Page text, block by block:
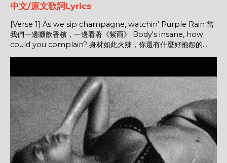
中文/原文歌詞Lyrics
[Verse 1] As we sip champagne, watchin' Purple Rain 當
我們一邊啜飲香檳，一邊看著《紫雨》 Body's insane, how
could you complain? 身材如此火辣，你還有什麼好抱怨的...